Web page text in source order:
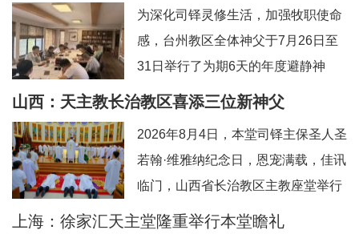
为深化司铎灵修生活，加强牧职使命
感，台州教区全体神父于7月26日至
31日举行了为期6天的年度避静神
工。本次避静特别邀请到上海佘山修
深刻地认识真实的耶稣基督”。在当今
忙碌而多元的牧灵环境中，此次避静
为神父们提供了一个宝贵的静默与省
思时机，帮助大家暂时脱离日常事
山西：天主教长治教区喜添三位新神父
2026年8月4日，本堂司铎主保圣人圣
若翰·维雅纳纪念日，恩宠满载，佳讯
临门，山西省长治教区主教座堂举行
司铎祝圣典礼，为张浩然（伯多
上海：徐家汇天主堂隆重举行本堂瞻礼